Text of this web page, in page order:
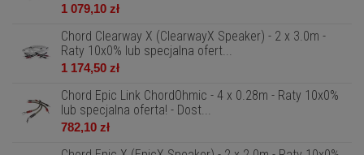
1 079,10 zł
Chord Clearway X (ClearwayX Speaker) - 2 x 3.0m -
Raty 10x0% lub specjalna ofert...
1 174,50 zł
Chord Epic Link ChordOhmic - 4 x 0.28m - Raty 10x0%
lub specjalna oferta! - Dost...
782,10 zł